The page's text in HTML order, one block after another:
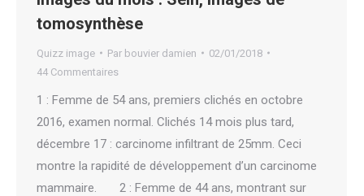
tomosynthèse
Quizz image Par bouvier damien
02/01/2018
44 Commentaires
1 : Femme de 54 ans, premiers clichés en octobre
2016, examen normal. Clichés 14 mois plus tard,
décembre 17 : carcinome infiltrant de 25mm. Ceci
montre la rapidité de développement d’un carcinome
mammaire. 2 : Femme de 44 ans, montrant sur